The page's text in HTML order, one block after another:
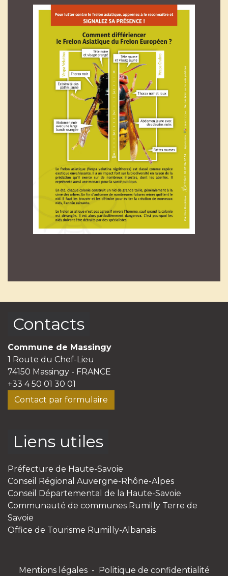
Contacts
Commune de Massingy
1 Route du Chef-Lieu
74150 Massingy - FRANCE
+33 4 50 01 30 01
Contact par formulaire
Liens utiles
Préfecture de Haute-Savoie
Conseil Régional Auvergne-Rhône-Alpes
Conseil Départemental de la Haute-Savoie
Communauté de communes Rumilly Terre de
Savoie
Office de Tourisme Rumilly-Albanais
Mentions légales - Politique de confidentialité